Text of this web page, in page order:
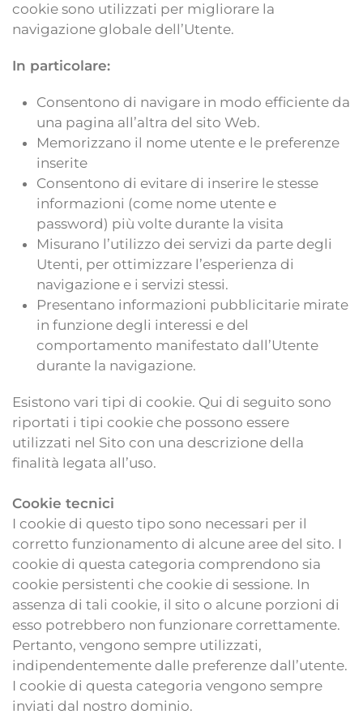
cookie sono utilizzati per migliorare la
navigazione globale dell’Utente.
In particolare:
Consentono di navigare in modo efficiente da
una pagina all’altra del sito Web.
Memorizzano il nome utente e le preferenze
inserite
Consentono di evitare di inserire le stesse
informazioni (come nome utente e
password) più volte durante la visita
Misurano l’utilizzo dei servizi da parte degli
Utenti, per ottimizzare l’esperienza di
navigazione e i servizi stessi.
Presentano informazioni pubblicitarie mirate
in funzione degli interessi e del
comportamento manifestato dall’Utente
durante la navigazione.
Esistono vari tipi di cookie. Qui di seguito sono
riportati i tipi cookie che possono essere
utilizzati nel Sito con una descrizione della
finalità legata all’uso.
Cookie tecnici
I cookie di questo tipo sono necessari per il
corretto funzionamento di alcune aree del sito. I
cookie di questa categoria comprendono sia
cookie persistenti che cookie di sessione. In
assenza di tali cookie, il sito o alcune porzioni di
esso potrebbero non funzionare correttamente.
Pertanto, vengono sempre utilizzati,
indipendentemente dalle preferenze dall’utente.
I cookie di questa categoria vengono sempre
inviati dal nostro dominio.